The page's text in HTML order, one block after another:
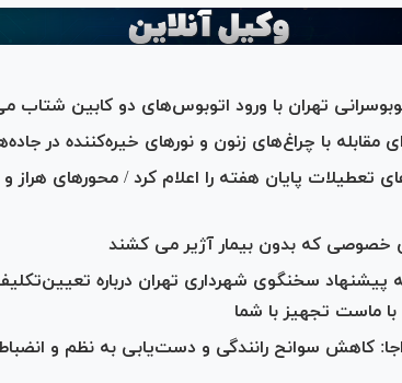
تهران با ورود اتوبوس‌های دو کابین شتاب
مقابله با چراغ‌های زنون و نور‌های خیره‌کننده در
تعطیلات پایان هفته را اعلام کرد / محور‌های هراز
خصوصی که بدون بیمار آژیر می کشند
پیشنهاد سخنگوی شهرداری تهران درباره
ماست تجهیز با شما
کاهش سوانح رانندگی و دست‌یابی به نظم و انضباط